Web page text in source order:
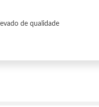
de qualidade